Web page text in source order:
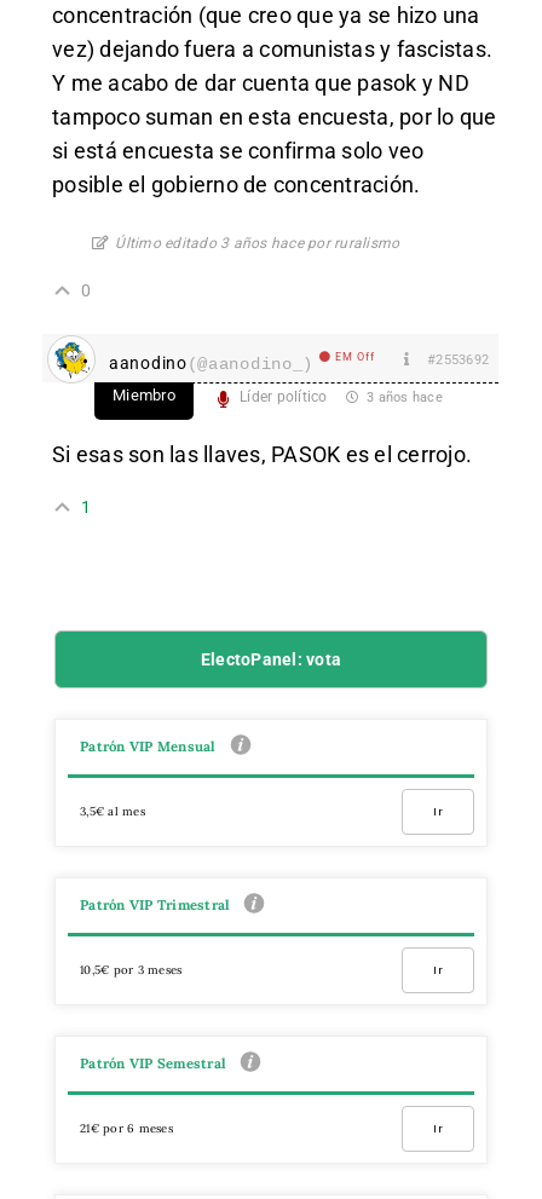
concentración (que creo que ya se hizo una
vez) dejando fuera a comunistas y fascistas.
Y me acabo de dar cuenta que pasok y ND
tampoco suman en esta encuesta, por lo que
si está encuesta se confirma solo veo
posible el gobierno de concentración.
Último editado 3 años hace por ruralismo
0
aanodino(@aanodino_) EM Off #2553692
Miembro Líder político 3 años hace
Si esas son las llaves, PASOK es el cerrojo.
1
ElectoPanel: vota
Patrón VIP Mensual
3,5€ al mes Ir
Patrón VIP Trimestral
10,5€ por 3 meses Ir
Patrón VIP Semestral
21€ por 6 meses Ir